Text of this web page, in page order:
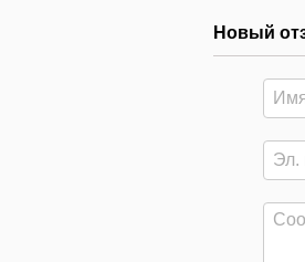
Новый